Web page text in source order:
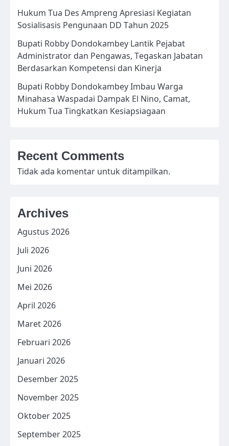
Hukum Tua Des Ampreng Apresiasi Kegiatan
Sosialisasis Pengunaan DD Tahun 2025
Bupati Robby Dondokambey Lantik Pejabat
Administrator dan Pengawas, Tegaskan Jabatan
Berdasarkan Kompetensi dan Kinerja
Bupati Robby Dondokambey Imbau Warga
Minahasa Waspadai Dampak El Nino, Camat,
Hukum Tua Tingkatkan Kesiapsiagaan
Recent Comments
Tidak ada komentar untuk ditampilkan.
Archives
Agustus 2026
Juli 2026
Juni 2026
Mei 2026
April 2026
Maret 2026
Februari 2026
Januari 2026
Desember 2025
November 2025
Oktober 2025
September 2025